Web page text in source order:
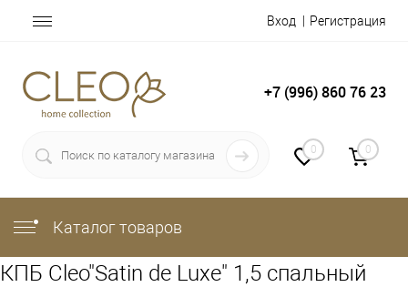
Вход Регистрация
+7 (996) 860 76 23
0 0
Каталог товаров
КПБ Cleo"Satin de Luxe" 1,5 спальный